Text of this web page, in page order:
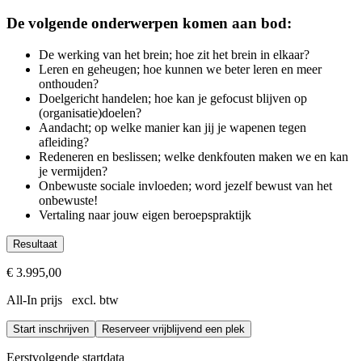
De volgende onderwerpen komen aan bod:
De werking van het brein; hoe zit het brein in elkaar?
Leren en geheugen; hoe kunnen we beter leren en meer
onthouden?
Doelgericht handelen; hoe kan je gefocust blijven op
(organisatie)doelen?
Aandacht; op welke manier kan jij je wapenen tegen
afleiding?
Redeneren en beslissen; welke denkfouten maken we en kan
je vermijden?
Onbewuste sociale invloeden; word jezelf bewust van het
onbewuste!
Vertaling naar jouw eigen beroepspraktijk
Resultaat
Je bent op de hoogte van inzichten op het gebied van
Je begrijpt hoe je het brein en gedrag van mensen kunt sturen
Je kunt je eigen gedrag en denkvermogen en dat van collega’s
€ 3.995,00
All-In prijs excl. btw
Start inschrijven Reserveer vrijblijvend een plek
Eerstvolgende startdata